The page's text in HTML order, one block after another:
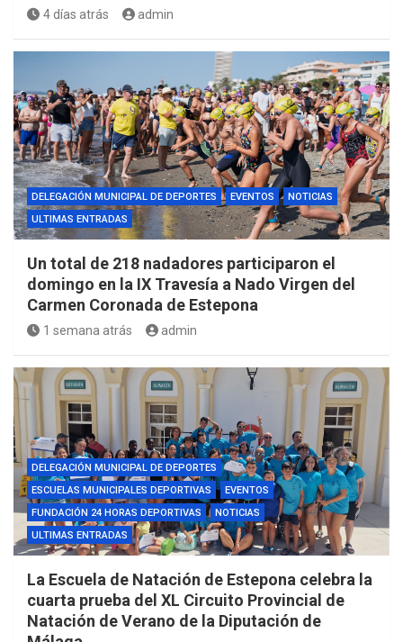
4 días atrás admin
DELEGACIÓN MUNICIPAL DE DEPORTES EVENTOS
NOTICIAS
ULTIMAS ENTRADAS
Un total de 218 nadadores participaron el
domingo en la IX Travesía a Nado Virgen del
Carmen Coronada de Estepona
1 semana atrás admin
DELEGACIÓN MUNICIPAL DE DEPORTES
ESCUELAS MUNICIPALES DEPORTIVAS
EVENTOS
FUNDACIÓN 24 HORAS DEPORTIVAS
NOTICIAS
ULTIMAS ENTRADAS
La Escuela de Natación de Estepona celebra la
cuarta prueba del XL Circuito Provincial de
Natación de Verano de la Diputación de